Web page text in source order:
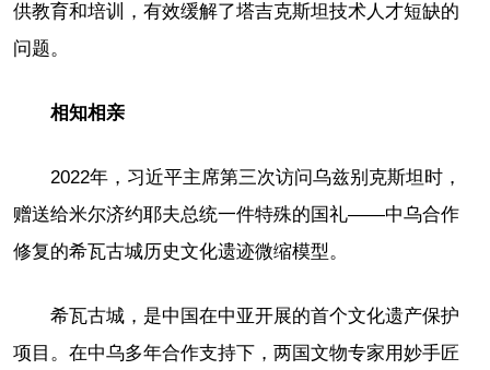
供教育和培训，有效缓解了塔吉克斯坦技术人才短缺的
问题。
相知相亲
2022年，习近平主席第三次访问乌兹别克斯坦时，
赠送给米尔济约耶夫总统一件特殊的国礼——中乌合作
修复的希瓦古城历史文化遗迹微缩模型。
希瓦古城，是中国在中亚开展的首个文化遗产保护
项目。在中乌多年合作支持下，两国文物专家用妙手匠